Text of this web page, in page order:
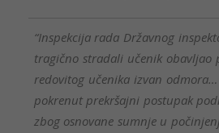
“Inspekcija rada Državnog
tragično stradali učenik obavljao
redovitog učenika izvan
pokrenut prekršajni postupak
zbog osnovane sumnje u